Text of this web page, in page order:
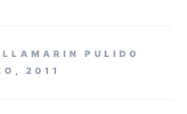
PULIDO
2011